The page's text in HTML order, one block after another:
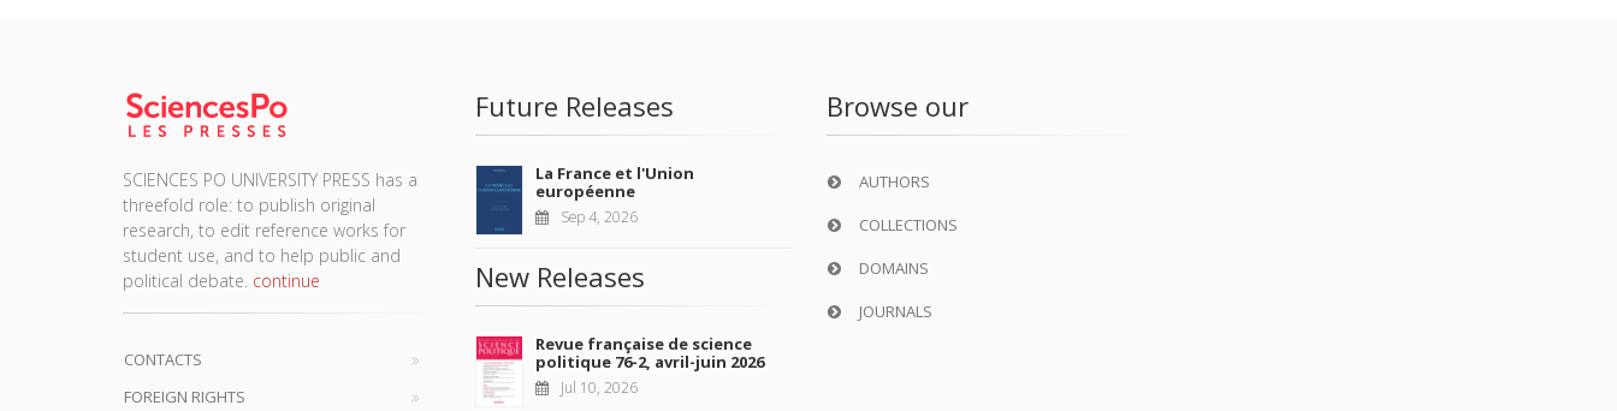
SCIENCES PO UNIVERSITY PRESS has a
threefold role: to publish original
research, to edit reference works for
student use, and to help public and
political debate. continue
CONTACTS
FOREIGN RIGHTS
Future Releases
La France et l'Union
européenne
Sep 4, 2026
New Releases
Revue française de science
politique 76-2, avril-juin 2026
Jul 10, 2026
Browse our
AUTHORS
COLLECTIONS
DOMAINS
JOURNALS